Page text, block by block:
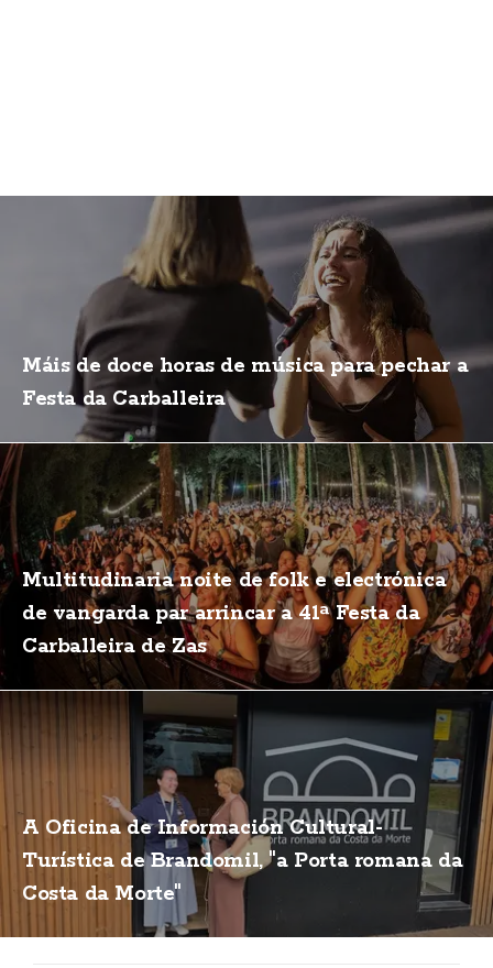
Máis de doce horas de música para pechar a
Festa da Carballeira
Multitudinaria noite de folk e electrónica
de vangarda par arrincar a 41ª Festa da
Carballeira de Zas
A Oficina de Información Cultural-
Turística de Brandomil, "a Porta romana da
Costa da Morte"